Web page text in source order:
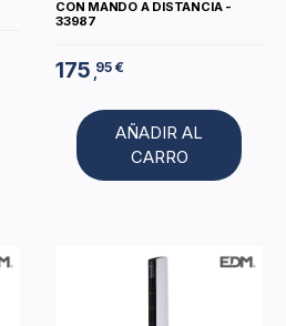
CON MANDO A DISTANCIA -
33987
175 ,95 €
AÑADIR AL
CARRO